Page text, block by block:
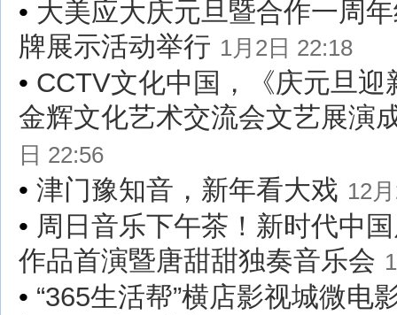
• 大美应大庆元旦暨合作一周
牌展示活动举行 1月2日 22:18
• CCTV文化中国，《庆元旦迎
金辉文化艺术交流会文艺展演
日 22:56
• 津门豫知音，新年看大戏 12
• 周日音乐下午茶！新时代中
作品首演暨唐甜甜独奏音乐会
• “365生活帮”横店影视城微电